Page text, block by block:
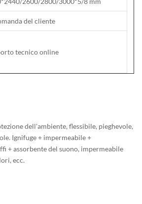
del cliente
tecnico online
dell'ambiente, flessibile, pieghevole,
Ignifuge + impermeabile +
+ assorbente del suono, impermeabile
ecc.